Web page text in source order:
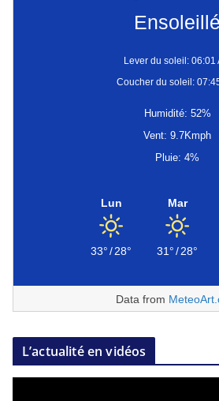
Ensoleillé
Lever du soleil: 06:01
Coucher du soleil:
Humidité: 52%
Vent: 9.7Kmph
Pluie: 4%
Lun
33°/28°
Mar
31°/28°
Data from
L’actualité en vidéos